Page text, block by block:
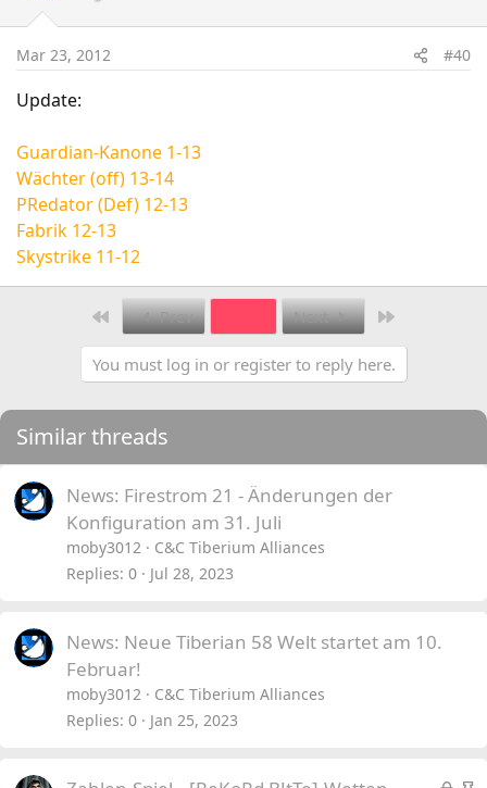
Mar 23, 2012 #40
Update:
Guardian-Kanone 1-13
Wächter (off) 13-14
PRedator (Def) 12-13
Fabrik 12-13
Skystrike 11-12
First Prev Next
You must log in or register to reply here.
Similar threads
News: Firestrom 21 - Änderungen der
Konfiguration am 31. Juli
moby3012
C&C Tiberium Alliances
Replies 0 Jul 28, 2023
News: Neue Tiberian 58 Welt startet am 10.
Februar!
moby3012
C&C Tiberium Alliances
Replies 0 Jan 25, 2023